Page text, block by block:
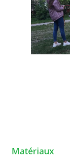
Matériaux